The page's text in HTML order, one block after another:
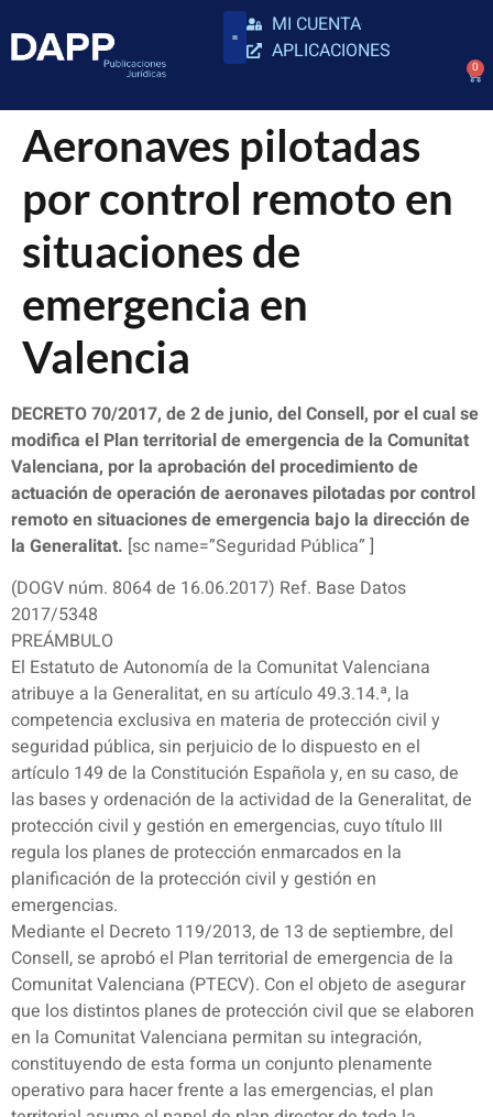
MI CUENTA
APLICACIONES
0
Aeronaves pilotadas
por control remoto en
situaciones de
emergencia en
Valencia
DECRETO 70/2017, de 2 de junio, del Consell, por el cual se
modifica el Plan territorial de emergencia de la Comunitat
Valenciana, por la aprobación del procedimiento de
actuación de operación de aeronaves pilotadas por control
remoto en situaciones de emergencia bajo la dirección de
la Generalitat. [sc name=”Seguridad Pública” ]
(DOGV núm. 8064 de 16.06.2017) Ref. Base Datos
2017/5348
PREÁMBULO
El Estatuto de Autonomía de la Comunitat Valenciana
atribuye a la Generalitat, en su artículo 49.3.14.ª, la
competencia exclusiva en materia de protección civil y
seguridad pública, sin perjuicio de lo dispuesto en el
artículo 149 de la Constitución Española y, en su caso, de
las bases y ordenación de la actividad de la Generalitat, de
protección civil y gestión en emergencias, cuyo título III
regula los planes de protección enmarcados en la
planificación de la protección civil y gestión en
emergencias.
Mediante el Decreto 119/2013, de 13 de septiembre, del
Consell, se aprobó el Plan territorial de emergencia de la
Comunitat Valenciana (PTECV). Con el objeto de asegurar
que los distintos planes de protección civil que se elaboren
en la Comunitat Valenciana permitan su integración,
constituyendo de esta forma un conjunto plenamente
operativo para hacer frente a las emergencias, el plan